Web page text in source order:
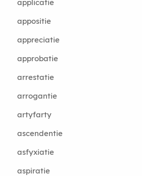
applicatie
appositie
appreciatie
approbatie
arrestatie
arrogantie
artyfarty
ascendentie
asfyxiatie
aspiratie